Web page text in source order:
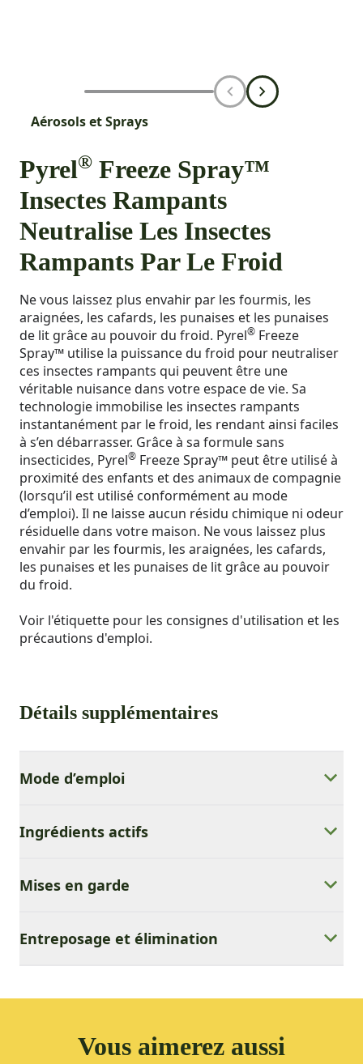
Aérosols et Sprays
Pyrel® Freeze Spray™
Insectes Rampants
Neutralise Les Insectes
Rampants Par Le Froid
Ne vous laissez plus envahir par les fourmis, les
araignées, les cafards, les punaises et les punaises
de lit grâce au pouvoir du froid. Pyrel® Freeze
Spray™ utilise la puissance du froid pour neutraliser
ces insectes rampants qui peuvent être une
véritable nuisance dans votre espace de vie. Sa
technologie immobilise les insectes rampants
instantanément par le froid, les rendant ainsi faciles
à s’en débarrasser. Grâce à sa formule sans
insecticides, Pyrel® Freeze Spray™ peut être utilisé à
proximité des enfants et des animaux de compagnie
(lorsqu’il est utilisé conformément au mode
d’emploi). Il ne laisse aucun résidu chimique ni odeur
résiduelle dans votre maison. Ne vous laissez plus
envahir par les fourmis, les araignées, les cafards,
les punaises et les punaises de lit grâce au pouvoir
du froid.
Voir l'étiquette pour les consignes d'utilisation et les
précautions d'emploi.
Détails supplémentaires
Mode d’emploi
Ingrédients actifs
Mises en garde
Entreposage et élimination
Vous aimerez aussi